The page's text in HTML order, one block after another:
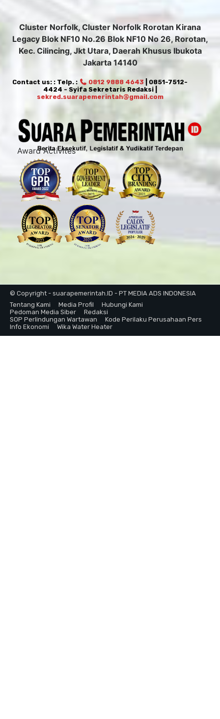
Cluster Norfolk, Cluster Norfolk Rorotan Kirana
Legacy Blok NF10 No.26 Blok NF10 No 26, Rorotan,
Kec. Cilincing, Jkt Utara, Daerah Khusus Ibukota
Jakarta 14140
Contact us: : Telp. : 0812 9888 4643 | 0851-7512-
4424 - Syifa Sekretaris Redaksi |
sekred.suarapemerintah@gmail.com
Award Activites
© Copyright - suarapemerintah.ID - PT MEDIA ADS INDONESIA
Tentang Kami
Media Profil
Hubungi Kami
Pedoman Media Siber
Redaksi
SOP Perlindungan Wartawan
Kode Perilaku Perusahaan Pers
Info Ekonomi
Wika Water Heater